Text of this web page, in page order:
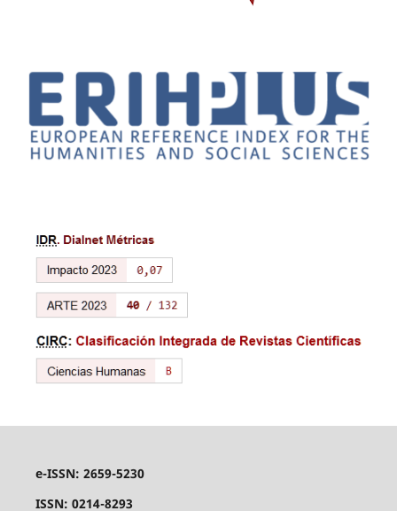
e-ISSN: 2659-5230
ISSN: 0214-8293